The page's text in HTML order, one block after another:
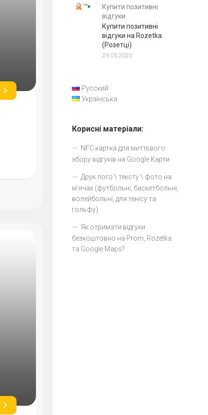
Купити позитивні
відгуки
Купити позитивні
відгуки на Rozetka
(Розетці)
29.05.2023
Русский
Українська
Корисні матеріали:
NFC картка для миттєвого
збору відгуків на Google Карти
Друк лого \ тексту \ фото на
м’ячах (футбольні, баскетбольні,
волейбольні, для тенісу та
гольфу)
Як отримати відгуки
безкоштовно на Prom, Rozetka
та Google Maps?